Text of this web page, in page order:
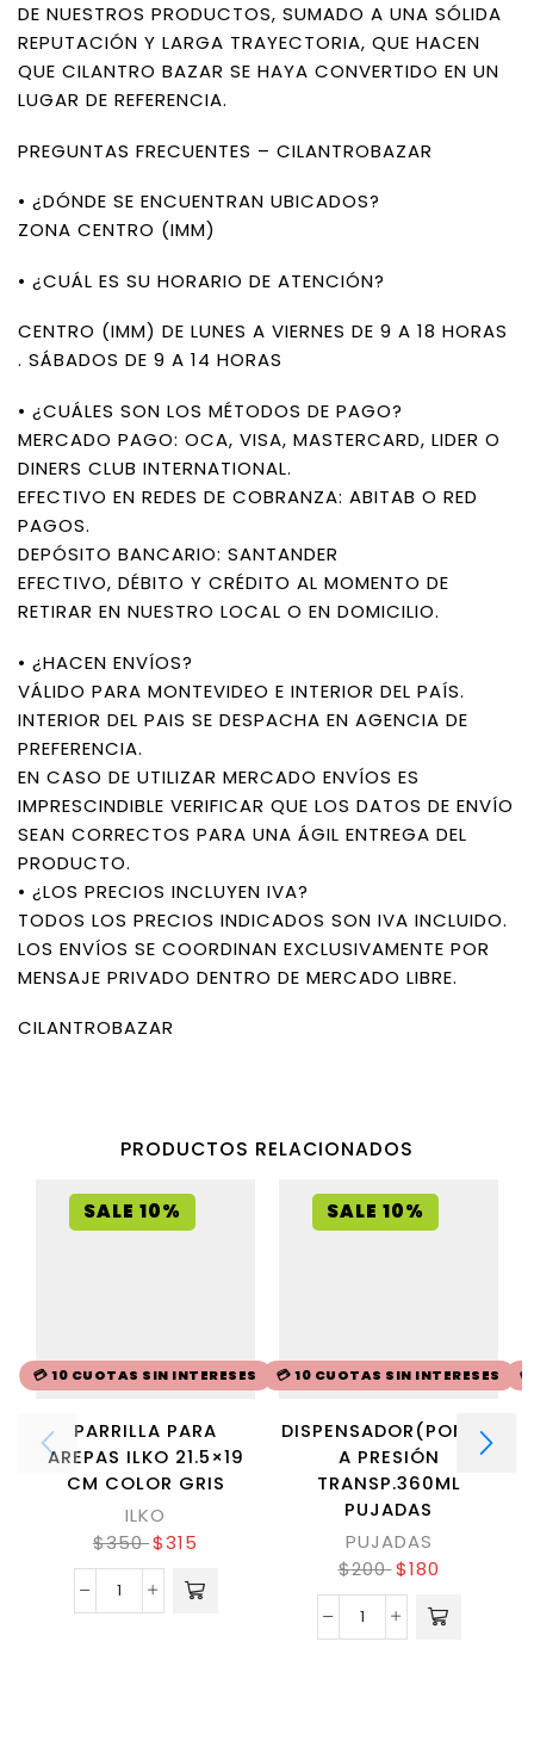
DE NUESTROS PRODUCTOS, SUMADO A UNA SÓLIDA
REPUTACIÓN Y LARGA TRAYECTORIA, QUE HACEN
QUE CILANTRO BAZAR SE HAYA CONVERTIDO EN UN
LUGAR DE REFERENCIA.
PREGUNTAS FRECUENTES – CILANTROBAZAR
• ¿DÓNDE SE ENCUENTRAN UBICADOS?
ZONA CENTRO (IMM)
• ¿CUÁL ES SU HORARIO DE ATENCIÓN?
CENTRO (IMM) DE LUNES A VIERNES DE 9 A 18 HORAS
. SÁBADOS DE 9 A 14 HORAS
• ¿CUÁLES SON LOS MÉTODOS DE PAGO?
MERCADO PAGO: OCA, VISA, MASTERCARD, LIDER O
DINERS CLUB INTERNATIONAL.
EFECTIVO EN REDES DE COBRANZA: ABITAB O RED
PAGOS.
DEPÓSITO BANCARIO: SANTANDER
EFECTIVO, DÉBITO Y CRÉDITO AL MOMENTO DE
RETIRAR EN NUESTRO LOCAL O EN DOMICILIO.
• ¿HACEN ENVÍOS?
VÁLIDO PARA MONTEVIDEO E INTERIOR DEL PAÍS.
INTERIOR DEL PAIS SE DESPACHA EN AGENCIA DE
PREFERENCIA.
EN CASO DE UTILIZAR MERCADO ENVÍOS ES
IMPRESCINDIBLE VERIFICAR QUE LOS DATOS DE ENVÍO
SEAN CORRECTOS PARA UNA ÁGIL ENTREGA DEL
PRODUCTO.
• ¿LOS PRECIOS INCLUYEN IVA?
TODOS LOS PRECIOS INDICADOS SON IVA INCLUIDO.
LOS ENVÍOS SE COORDINAN EXCLUSIVAMENTE POR
MENSAJE PRIVADO DENTRO DE MERCADO LIBRE.
CILANTROBAZAR
PRODUCTOS RELACIONADOS
SALE 10%
💳 10 CUOTAS SIN INTERESES
PARRILLA PARA
AREPAS ILKO 21.5×19
CM COLOR GRIS
ILKO
$350 $315
SALE 10%
💳 10 CUOTAS SIN INTERESES
DISPENSADOR(POMO)
A PRESIÓN
TRANSP.360ML
PUJADAS
PUJADAS
$200 $180